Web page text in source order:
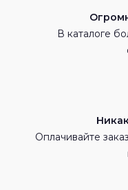
В каталоге
Оплачивайте